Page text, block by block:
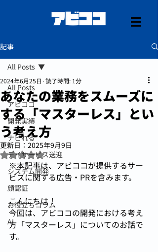
記事
All Posts
アビココ
開発実績
ナビれる
デイサービス送迎
システム開発
顔認証
お役立ちコラム
AI
All Posts
あなたの業務をスムーズに
する「マスターレス」とい
う考え方
2024年6月25日 読了時間: 1分
更新日： 2025年9月9日
5つ星のうちNaNと評価されています。
※本記事は、アビココが提供するサー
ビスに関する広告・PRを含みます。
こんにちは！
今回は、アビココの開発における考え
方「マスターレス」についてのお話で
す。